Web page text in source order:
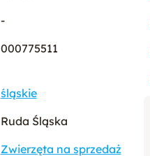
-
000775511
śląskie
Ruda Śląska
Zwierzęta na sprzedaż